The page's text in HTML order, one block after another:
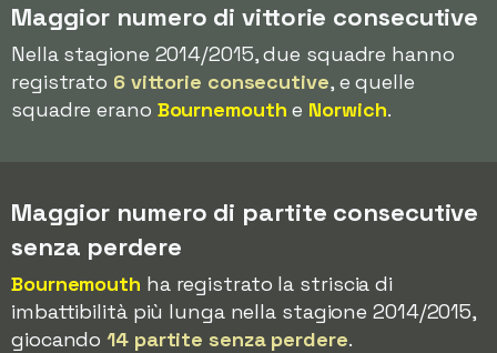
Maggior numero di vittorie consecutive
Nella stagione 2014/2015, due squadre hanno
registrato 6 vittorie consecutive, e quelle
squadre erano Bournemouth e Norwich.
Maggior numero di partite consecutive
senza perdere
Bournemouth ha registrato la striscia di
imbattibilità più lunga nella stagione 2014/2015,
giocando14 partite senza perdere.